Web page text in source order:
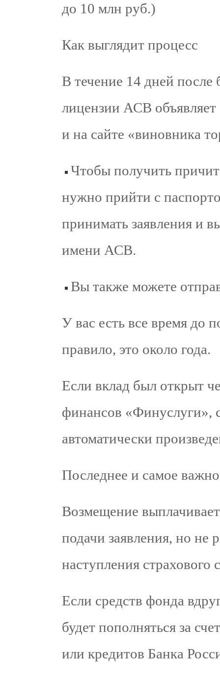
до 10 млн руб.)
Как выглядит процесс
В течение 14 дней после
лицензии АСВ объявляет
и на сайте «виновника
Чтобы получить
нужно прийти с
принимать заявления и
имени АСВ.
Вы также можете
У вас есть все время до
правило, это около года.
Если вклад был открыт
финансов «Финуслуги»,
автоматически
Последнее и самое
Возмещение
подачи заявления, но не
наступления страхового
Если средств фонда
будет пополняться за
или кредитов Банка